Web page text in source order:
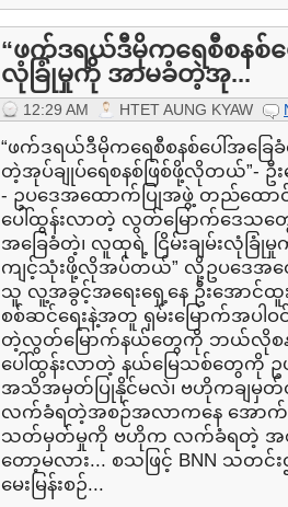
“ဖက်ဒရယ်ဒီမိုကရေစီစနစ်ပေ
လုံခြုံမှုကို အာမခံတဲ့အု...
12:29 AM HTET AUNG KYAW
“ဖက်ဒရယ်ဒီမိုကရေစီစနစ်ပေါ်အခြေခံ
တဲ့အုပ်ချုပ်ရေစနစ်ဖြစ်ဖို့လိုတယ်”- ဦ
- ဥပဒေအထောက်ပြုအဖွဲ့ တည်ထော
ပေါ်ထွန်းလာတဲ့ လွတ်မြောက်ဒေသတွ
အခြေခံတဲ့၊ လူထုရဲ့ ငြိမ်းချမ်းလုံခ
ကျင့်သုံးဖို့လိုအပ်တယ်” လို့ဥပဒေ
သူ လူ့အခွင့်အရေးရှေ့နေ ဦးအောင်ထူ
စစ်ဆင်ရေးနဲ့အတူ ရှမ်းမြောက်အပါ
တဲ့လွတ်မြောက်နယ်တွေကို ဘယ်လိုစ
ပေါ်ထွန်းလာတဲ့ နယ်မြေသစ်တွေကို
အသိအမှတ်ပြုနိုင်မလဲ၊ ဗဟိုကချမှ
လက်ခံရတဲ့အစဉ်အလာကနေ အောက်ခ
သတ်မှတ်မှုကို ဗဟိုက လက်ခံရတဲ့ အစ
တော့မလား... စသဖြင့် BNN သတင်
မေးမြန်းစဉ်...